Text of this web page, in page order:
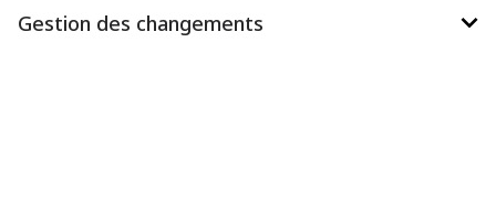
Gestion des changements